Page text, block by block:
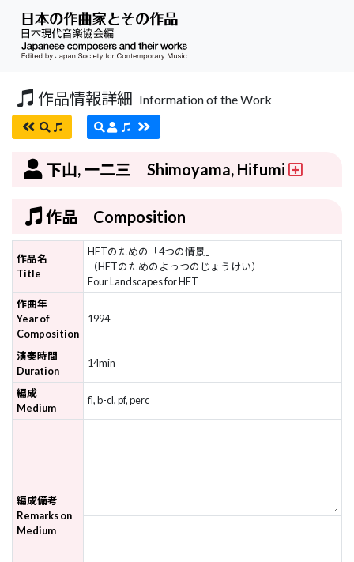
作品情報詳細 Information of the Work
下山, 一二三 Shimoyama, Hifumi
作品 Composition
作品名
Title
HETのための「4つの情景」
（HETのためのよっつのじょうけい）
Four Landscapes for HET
作曲年
Year of
Composition
1994
演奏時間
Duration
14min
編成
Medium
fl, b-cl, pf, perc
編成備考
Remarks on
Medium